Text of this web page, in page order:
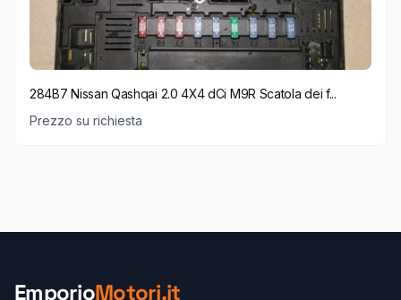
284B7 Nissan Qashqai 2.0 4X4 dCi M9R Scatola dei f...
Prezzo su richiesta
EmporioMotori.it